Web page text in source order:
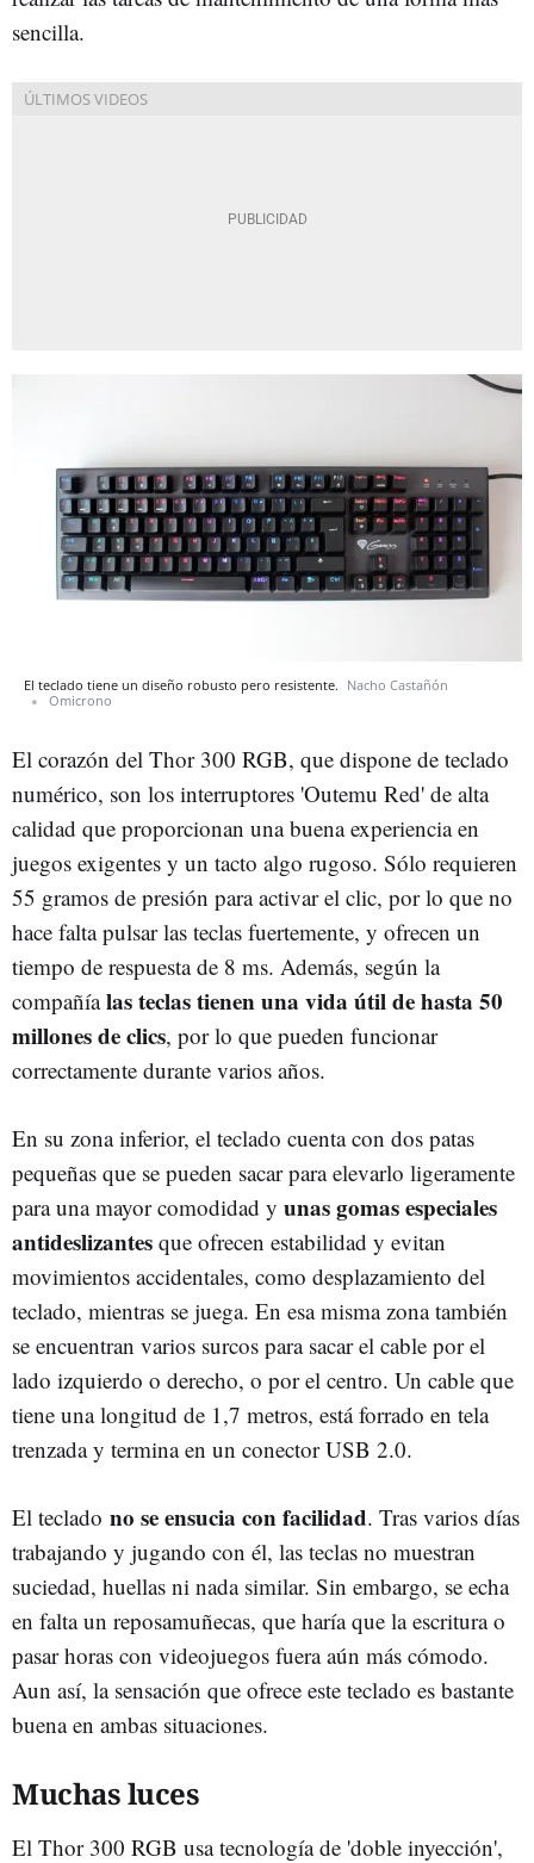
sencilla.
El teclado tiene un diseño robusto pero resistente. Nacho Castañón
Omicrono
El corazón del Thor 300 RGB, que dispone de teclado
numérico, son los interruptores 'Outemu Red' de alta
calidad que proporcionan una buena experiencia en
juegos exigentes y un tacto algo rugoso. Sólo requieren
55 gramos de presión para activar el clic, por lo que no
hace falta pulsar las teclas fuertemente, y ofrecen un
tiempo de respuesta de 8 ms. Además, según la
compañíalas teclas tienen una vida útil de hasta 50
millones de clics, por lo que pueden funcionar
correctamente durante varios años.
En su zona inferior, el teclado cuenta con dos patas
pequeñas que se pueden sacar para elevarlo ligeramente
para una mayor comodidad y unas gomas especiales
antideslizantes que ofrecen estabilidad y evitan
movimientos accidentales, como desplazamiento del
teclado, mientras se juega. En esa misma zona también
se encuentran varios surcos para sacar el cable por el
lado izquierdo o derecho, o por el centro. Un cable que
tiene una longitud de 1,7 metros, está forrado en tela
trenzada y termina en un conector USB 2.0.
El teclado no se ensucia con facilidad. Tras varios días
trabajando y jugando con él, las teclas no muestran
suciedad, huellas ni nada similar. Sin embargo, se echa
en falta un reposamuñecas, que haría que la escritura o
pasar horas con videojuegos fuera aún más cómodo.
Aun así, la sensación que ofrece este teclado es bastante
buena en ambas situaciones.
Muchas luces
El Thor 300 RGB usa tecnología de 'doble inyección',